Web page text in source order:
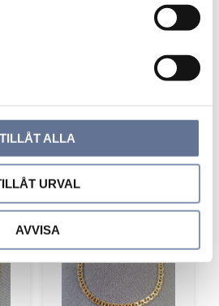
TILLÅT ALLA
URVAL
AVVISA
Bismarck armband
3 060kr
Lägg till i favoriter Lägg